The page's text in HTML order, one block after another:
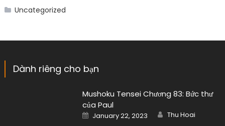
Uncategorized
Dành riêng cho bạn
Mushoku Tensei Chương 83: Bức thư
của Paul
Posted
on
January 22, 2023 Author
Thu Hoai